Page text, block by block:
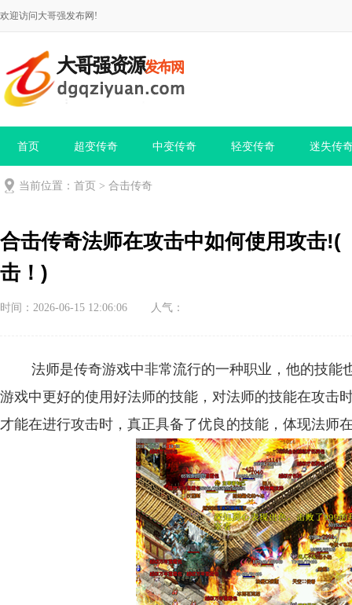
欢迎访问大哥强发布网!
首页 超变传奇 中变传奇 轻变传奇 迷失传
当前位置： 首页 > 合击传奇
合击传奇法师在攻击中如何使用攻击!(
击！)
时间：2026-06-15 12:06:06 人气：
法师是传奇游戏中非常流行的一种职业，他的技能
游戏中更好的使用好法师的技能，对法师的技能在攻击
才能在进行攻击时，真正具备了优良的技能，体现法师